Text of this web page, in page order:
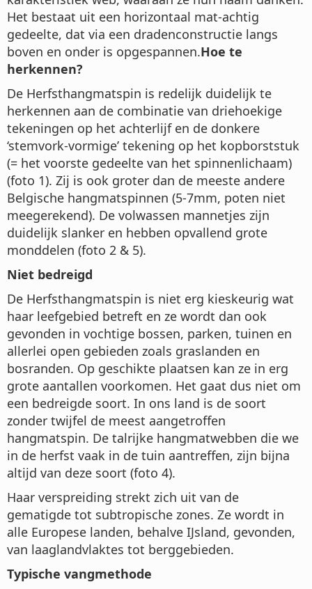
Het bestaat uit een horizontaal mat-achtig
gedeelte, dat via een dradenconstructie langs
boven en onder is opgespannen.Hoe te
herkennen?
De Herfsthangmatspin is redelijk duidelijk te
herkennen aan de combinatie van driehoekige
tekeningen op het achterlijf en de donkere
‘stemvork-vormige’ tekening op het kopborststuk
(= het voorste gedeelte van het spinnenlichaam)
(foto 1). Zij is ook groter dan de meeste andere
Belgische hangmatspinnen (5-7mm, poten niet
meegerekend). De volwassen mannetjes zijn
duidelijk slanker en hebben opvallend grote
monddelen (foto 2 & 5).
Niet bedreigd
De Herfsthangmatspin is niet erg kieskeurig wat
haar leefgebied betreft en ze wordt dan ook
gevonden in vochtige bossen, parken, tuinen en
allerlei open gebieden zoals graslanden en
bosranden. Op geschikte plaatsen kan ze in erg
grote aantallen voorkomen. Het gaat dus niet om
een bedreigde soort. In ons land is de soort
zonder twijfel de meest aangetroffen
hangmatspin. De talrijke hangmatwebben die we
in de herfst vaak in de tuin aantreffen, zijn bijna
altijd van deze soort (foto 4).
Haar verspreiding strekt zich uit van de
gematigde tot subtropische zones. Ze wordt in
alle Europese landen, behalve IJsland, gevonden,
van laaglandvlaktes tot berggebieden.
Typische vangmethode